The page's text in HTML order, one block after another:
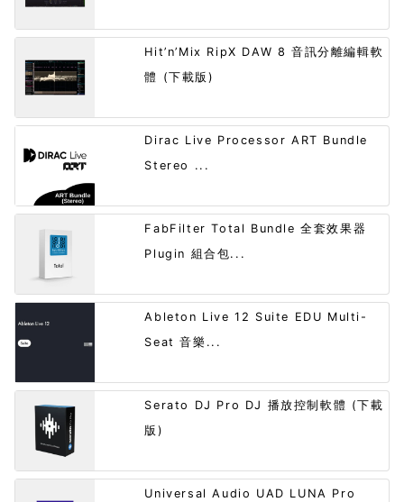
Hit’n’Mix RipX DAW 8 音訊分離編輯軟
體 (下載版)
Dirac Live Processor ART Bundle
Stereo ...
FabFilter Total Bundle 全套效果器
Plugin 組合包...
Ableton Live 12 Suite EDU Multi-
Seat 音樂...
Serato DJ Pro DJ 播放控制軟體 (下載
版)
Universal Audio UAD LUNA Pro